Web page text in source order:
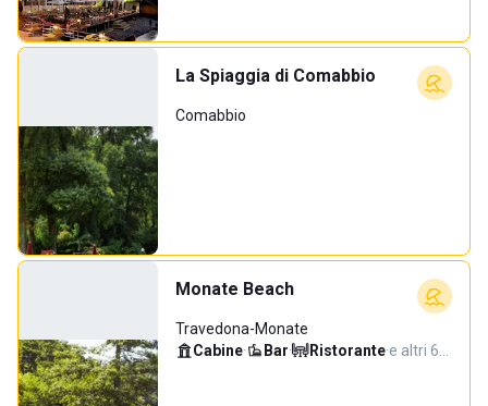
La Spiaggia di Comabbio
Comabbio
Monate Beach
Travedona-Monate
Cabine· Bar· Ristorante·e altri 6…